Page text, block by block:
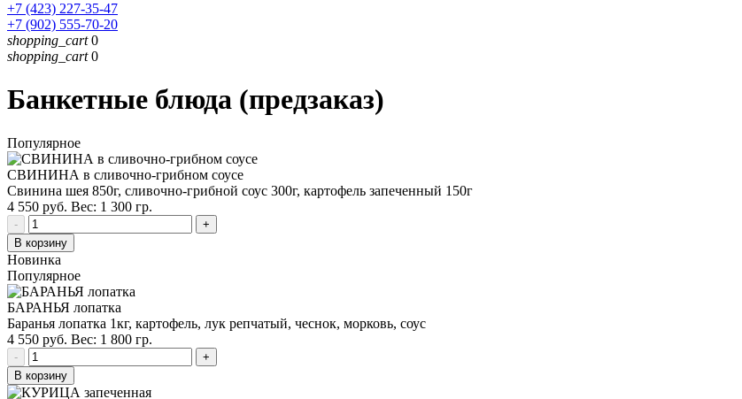
+7 (423) 227-35-47
+7 (902) 555-70-20
shopping_cart 0
shopping_cart 0
Банкетные блюда (предзаказ)
Популярное
СВИНИНА в сливочно-грибном соусе
Свинина шея 850г, сливочно-грибной соус 300г, картофель запеченный 150г
4 550 руб. Вес: 1 300 гр.
-
+
В корзину
Новинка
Популярное
БАРАНЬЯ лопатка
Баранья лопатка 1кг, картофель, лук репчатый, чеснок, морковь, соус
4 550 руб. Вес: 1 800 гр.
-
+
В корзину